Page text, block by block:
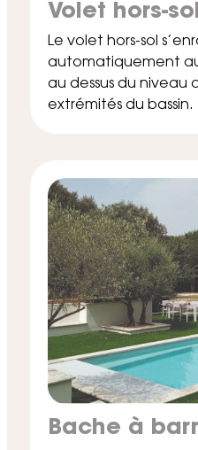
Volet hors-sol
Le volet hors-sol
automatiquement
au dessus du niveau
extrémités du bassin.
Bache à